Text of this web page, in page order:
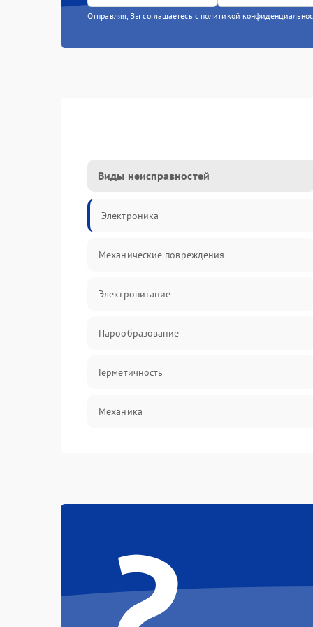
Отправляя, Вы соглашаетесь с политикой
Виды неисправностей
Электроника
Механические повреждения
Электропитание
Парообразование
Герметичность
Механика